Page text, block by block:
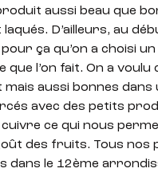
aussi beau que
D’ailleurs, au
pour ça qu’on a choisi
que l’on fait. On a
aussi bonnes
avec des petits
ce qui nous
des fruits. Tous nos
dans le 12ème